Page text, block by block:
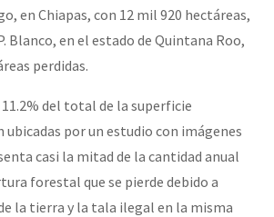
en Chiapas, con 12 mil 920 hectáreas,
Blanco, en el estado de Quintana Roo,
perdidas.
11.2% del total de la superficie
ubicadas por un estudio con imágenes
casi la mitad de la cantidad anual
forestal que se pierde debido a
la tierra y la tala ilegal en la misma